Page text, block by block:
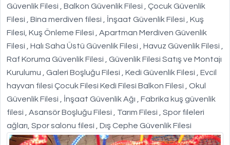
Güvenlik Filesi , Balkon Güvenlik Filesi , Çocuk Güvenlik
Filesi , Bina merdiven filesi , İnşaat Güvenlik Filesi , Kuş
Filesi, Kuş Önleme Filesi , Apartman Merdiven Güvenlik
Filesi , Halı Saha Üstü Güvenlik Filesi , Havuz Güvenlik Filesi ,
Raf Koruma Güvenlik Filesi , Güvenlik Filesi Satış ve Montajı
Kurulumu , Galeri Boşluğu Filesi , Kedi Güvenlik Filesi , Evcil
hayvan filesi Çocuk Filesi Kedi Filesi Balkon Filesi , Okul
Güvenlik Filesi , İnşaat Güvenlik Ağı , Fabrika kuş güvenlik
filesi , Asansör Boşluğu Filesi , Tarım Filesi , Spor fileleri
ağları, Spor salonu filesi , Dış Cephe Güvenlik Filesi